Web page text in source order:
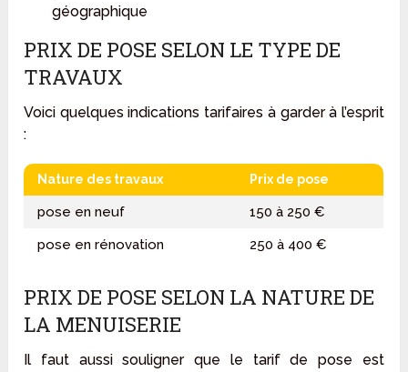
géographique
PRIX DE POSE SELON LE TYPE DE
TRAVAUX
Voici quelques indications tarifaires à garder à l’esprit
:
Nature des travaux Prix de pose
pose en neuf
150 à 250 €
pose en rénovation
250 à 400 €
PRIX DE POSE SELON LA NATURE DE
LA MENUISERIE
Il faut aussi souligner que le tarif de pose est